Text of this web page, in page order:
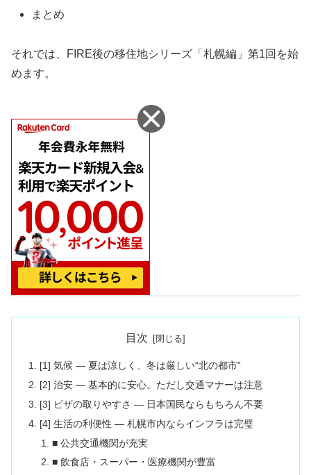
まとめ
それでは、FIRE後の移住地シリーズ「札幌編」第1回を始
めます。
目次
[1] 気候 ― 夏は涼しく、冬は厳しい“北の都市”
[2] 治安 ― 基本的に安心。ただし交通マナーは注意
[3] ビザの取りやすさ ― 日本国民ならもちろん不要
[4] 生活の利便性 ― 札幌市内ならインフラは完璧
■ 公共交通機関が充実
■ 飲食店・スーパー・医療機関が豊富